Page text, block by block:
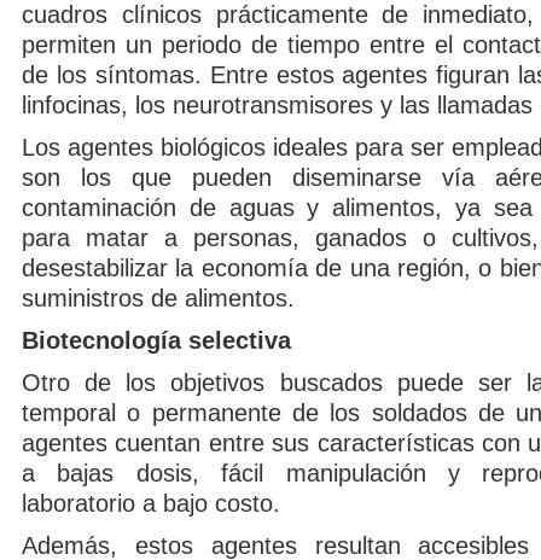
cuadros clínicos prácticamente de
permiten un periodo de tiempo entre el
de los síntomas. Entre estos agentes figuran
linfocinas, los neurotransmisores y las
Los agentes biológicos ideales para ser
son los que pueden diseminarse vía
contaminación de aguas y alimentos, ya
para matar a personas, ganados o
desestabilizar la economía de una región, o
suministros de alimentos.
Biotecnología selectiva
Otro de los objetivos buscados puede ser
temporal o permanente de los soldados de
agentes cuentan entre sus características con
a bajas dosis, fácil manipulación y
laboratorio a bajo costo.
Además, estos agentes resultan